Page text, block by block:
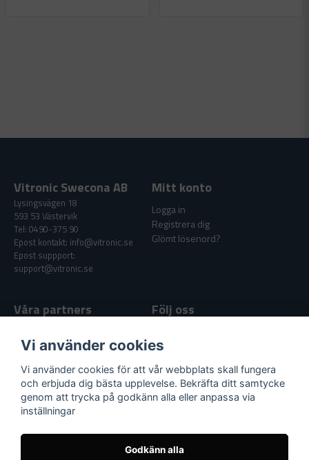
Vitronic Swecona AB
Lysingsvägen 18
593 53 Västervik
Tel: 0490-375 90
Epost kontakt: info@vitronic.se
Epost suppport:
support@vitronic.se
Mitt konto
Logga in
Registrera dig
Glömt lösenord?
Våra partners Följ oss
Supportlänkar
Nyheter & Artiklar
Vi använder cookies
Vi använder cookies för att vår webbplats skall fungera
och erbjuda dig bästa upplevelse. Bekräfta ditt samtycke
genom att trycka på godkänn alla eller anpassa via
inställningar
Godkänn alla